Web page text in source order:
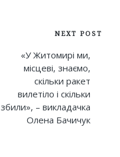
NEXT POST
«У Житомирі ми,
місцеві, знаємо,
скільки ракет
вилетіло і скільки
збили», – викладачка
Олена Бачичук